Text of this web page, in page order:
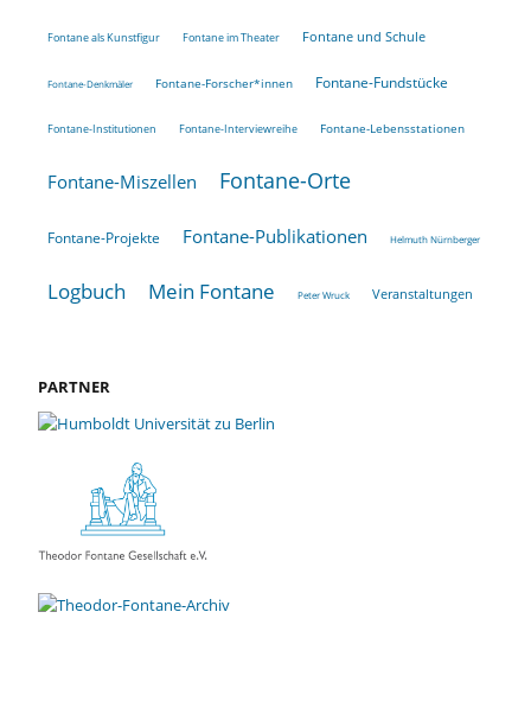
Fontane als Kunstfigur Fontane im Theater Fontane und Schule
Fontane-Denkmäler Fontane-Forscher*innen Fontane-Fundstücke
Fontane-Institutionen Fontane-Interviewreihe Fontane-Lebensstationen
Fontane-Miszellen Fontane-Orte
Fontane-Projekte Fontane-Publikationen Helmuth Nürnberger
Logbuch Mein Fontane Peter Wruck Veranstaltungen
PARTNER